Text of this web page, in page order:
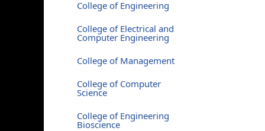
College of Engineering
College of Electrical and
Computer Engineering
College of Management
College of Computer
Science
College of Engineering
Bioscience